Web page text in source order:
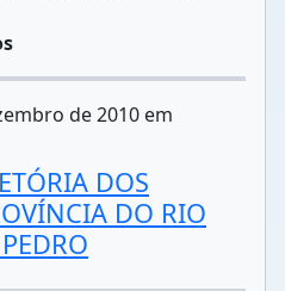
de 2010 em
DOS
DO RIO